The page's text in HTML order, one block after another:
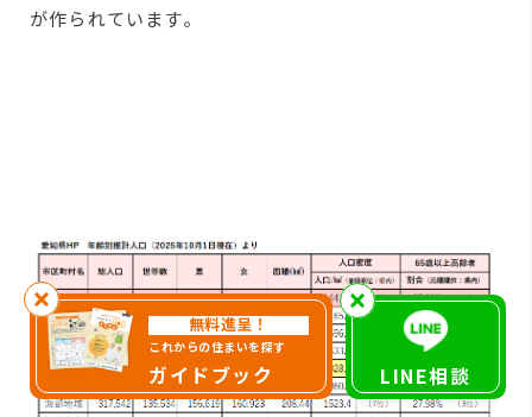
が作られています。
無料進呈！
これからの住まいを探す
ガイドブック LINE相談